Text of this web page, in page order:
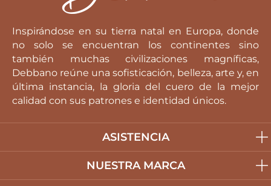
ASISTENCIA
NUESTRA MARCA
Inspirándose en su tierra natal en Europa, donde
no solo se encuentran los continentes sino
también muchas civilizaciones magníficas,
Debbano reúne una sofisticación, belleza, arte y, en
última instancia, la gloria del cuero de la mejor
calidad con sus patrones e identidad únicos.